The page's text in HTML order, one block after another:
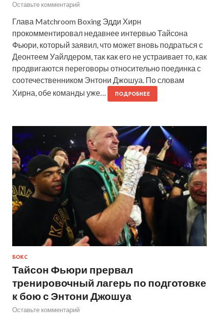
Оставьте комментарий
Глава Matchroom Boxing Эдди Хирн
прокомментировал недавнее интервью Тайсона
Фьюри, который заявил, что может вновь подраться с
Деонтеем Уайлдером, так как его не устраивает то, как
продвигаются переговоры относительно поединка с
соотечественником Энтони Джошуа. По словам
Хирна, обе команды уже…
ПОДРОБНЕЕ
БОКС
Тайсон Фьюри прервал
тренировочный лагерь по подготовке
к бою с Энтони Джошуа
Оставьте комментарий